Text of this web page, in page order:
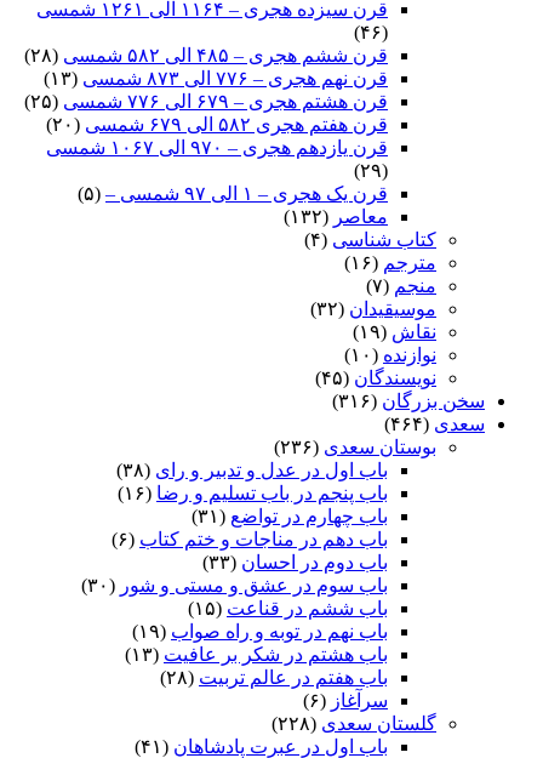
قرن سیزده هجری – ۱۱۶۴ الی ۱۲۶۱ شمسی
(۴۶)
قرن ششم هجری – ۴۸۵ الی ۵۸۲ شمسی
(۲۸)
قرن نهم هجری – ۷۷۶ الی ۸۷۳ شمسی
(۱۳)
قرن هشتم هجری – ۶۷۹ الی ۷۷۶ شمسی
(۲۵)
قرن هفتم هجری ۵۸۲ الی ۶۷۹ شمسی
(۲۰)
قرن یازدهم هجری – ۹۷۰ الی ۱۰۶۷ شمسی
(۲۹)
قرن یک هجری – ۱ الی ۹۷ شمسی –
(۵)
معاصر (۱۳۲)
کتاب شناسی (۴)
مترجم (۱۶)
منجم (۷)
موسیقیدان (۳۲)
نقاش (۱۹)
نوازنده (۱۰)
نویسندگان (۴۵)
سخن بزرگان (۳۱۶)
سعدی (۴۶۴)
بوستان سعدی (۲۳۶)
باب اول در عدل و تدبیر و رای (۳۸)
باب پنجم در باب تسلیم و رضا (۱۶)
باب چهارم در تواضع (۳۱)
باب دهم در مناجات و ختم کتاب (۶)
باب دوم در احسان (۳۳)
باب سوم در عشق و مستی و شور (۳۰)
باب ششم در قناعت (۱۵)
باب نهم در توبه و راه صواب (۱۹)
باب هشتم در شکر بر عافیت (۱۳)
باب هفتم در عالم تربیت (۲۸)
سرآغاز (۶)
گلستان سعدی (۲۲۸)
باب اول در عبرت پادشاهان (۴۱)